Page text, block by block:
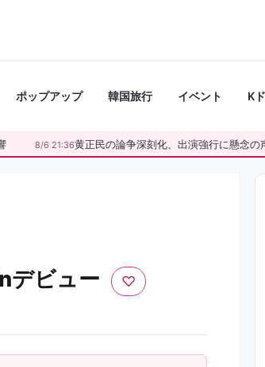
ポップアップ 韓国旅行 イベント K
8/6 21:36黄正民の論争深刻化、出演強行に懸念の声
デビュー ♡